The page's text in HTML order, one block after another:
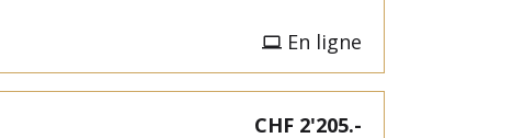
En ligne
CHF 2'205.-